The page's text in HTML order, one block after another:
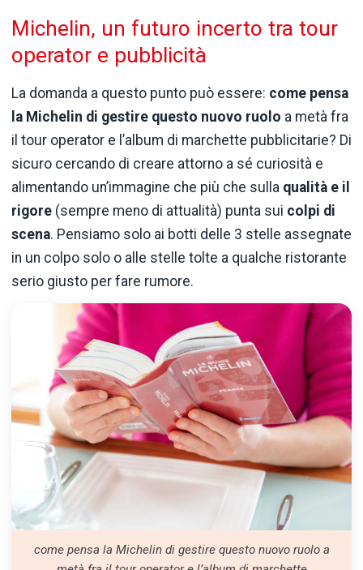
Michelin, un futuro incerto tra tour
operator e pubblicità
La domanda a questo punto può essere: come pensa
la Michelin di gestire questo nuovo ruolo a metà fra
il tour operator e l’album di marchette pubblicitarie? Di
sicuro cercando di creare attorno a sé curiosità e
alimentando un’immagine che più che sulla qualità e il
rigore (sempre meno di attualità) punta sui colpi di
scena. Pensiamo solo ai botti delle 3 stelle assegnate
in un colpo solo o alle stelle tolte a qualche ristorante
serio giusto per fare rumore.
come pensa la Michelin di gestire questo nuovo ruolo a